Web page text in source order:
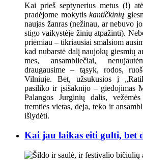
Kai prieš septynerius metus (!)
pradėjome mokytiskantičkinių
naujas žanras (nežinau, ar nebuvo
stigo vaikystėje žinių atpažinti).
priėmiau – tikriausiai smalsiom
kad nubarstė dalį naujokų giesmių
mes, ansambliečiai,
draugausime – tąsyk, rodos,
Vilniuje. Bet, užsukusios į
pasiliko ir įsišaknijo – giedojimas
Palangos Jurginių dalis,
tremties vietas, deja, teko ir
išlydėti.
Kai jau laikas eiti gulti, bet